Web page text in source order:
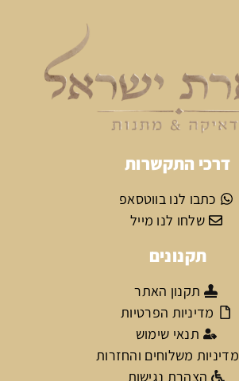
דרכי התקשרות
כתבו לנו בווטסאפ
שלחו לנו מייל
תקנונים
תקנון האתר
מדיניות הפרטיות
תנאי שימוש
מדיניות משלוחים והחזרות
הצהרת נגישות